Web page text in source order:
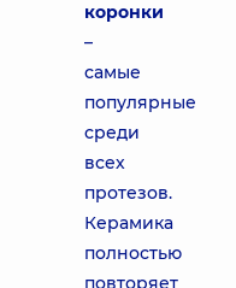
коронки
–
самые
популярные
среди
всех
протезов.
Керамика
полностью
повторяет